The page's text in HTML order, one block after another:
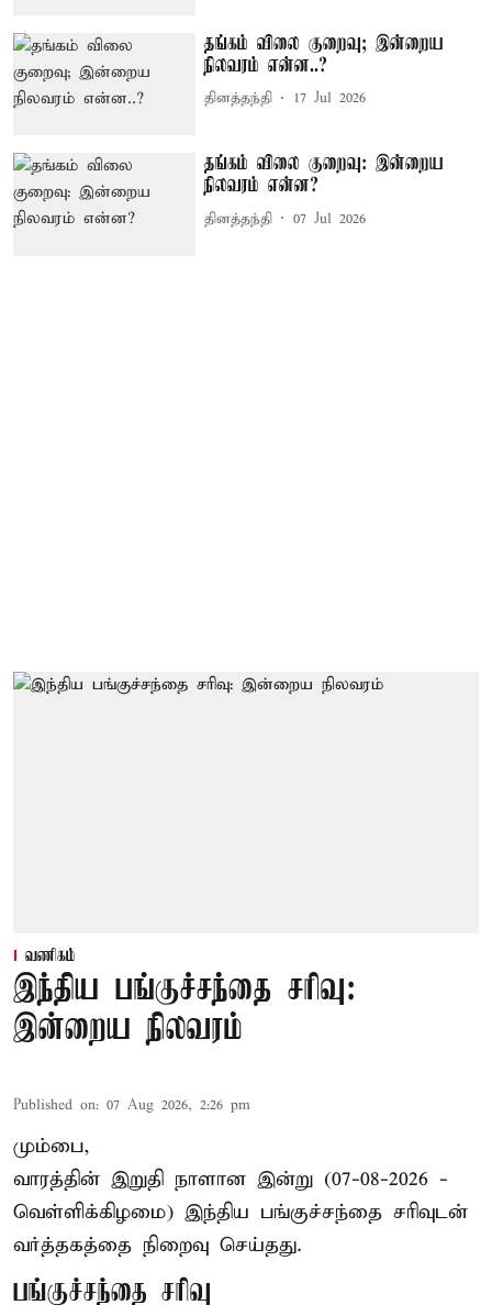
தங்கம் விலை குறைவு; இன்றைய
நிலவரம் என்ன..?
தினத்தந்தி 17 Jul 2026
தங்கம் விலை குறைவு: இன்றைய
நிலவரம் என்ன?
தினத்தந்தி 07 Jul 2026
வணிகம்
இந்திய பங்குச்சந்தை சரிவு:
இன்றைய நிலவரம்
Published on: 07 Aug 2026, 2:26 pm
மும்பை,
வாரத்தின் இறுதி நாளான இன்று (07-08-2026 -
வெள்ளிக்கிழமை) இந்திய பங்குச்சந்தை சரிவுடன்
வர்த்தகத்தை நிறைவு செய்தது.
பங்குச்சந்தை சரிவு